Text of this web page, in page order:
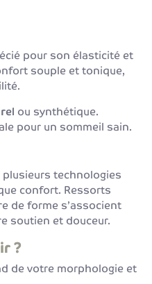
pour son élasticité et
souple et tonique,
ou synthétique.
pour un sommeil sain.
plusieurs technologies
confort. Ressorts
de forme s’associent
soutien et douceur.
?
de votre morphologie et